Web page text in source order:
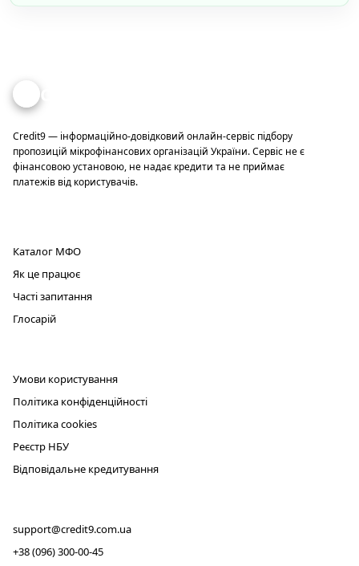
Credit
Credit9 — інформаційно-довідковий онлайн-сервіс підбору
пропозицій мікрофінансових організацій України. Сервіс не є
фінансовою установою, не надає кредити та не приймає
платежів від користувачів.
Каталог МФО
Як це працює
Часті запитання
Глосарій
Умови користування
Політика конфіденційності
Політика cookies
Реєстр НБУ
Відповідальне кредитування
support@credit9.com.ua
+38 (096) 300-00-45